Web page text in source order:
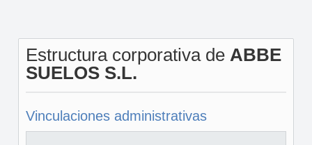
Estructura corporativa de ABBE
SUELOS S.L.
Vinculaciones administrativas